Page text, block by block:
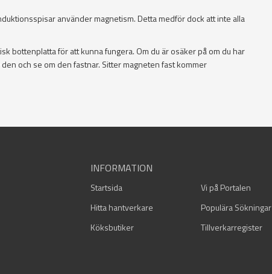
använder magnetism. Detta medför dock att inte alla
bottenplatta för att kunna fungera. Om du är osäker på om du har
och se om den fastnar. Sitter magneten fast kommer
INFORMATION
Startsida Vi på Portalen
Hitta hantverkare
Populära Sökningar
Köksbutiker
Tillverkarregister